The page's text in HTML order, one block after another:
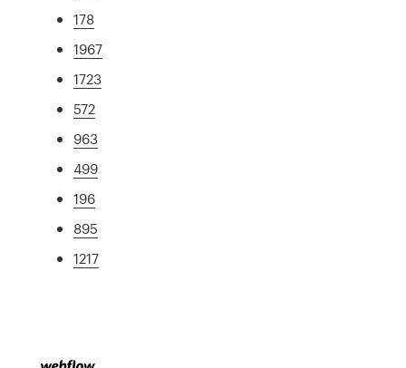
178
1967
1723
572
963
499
196
895
1217